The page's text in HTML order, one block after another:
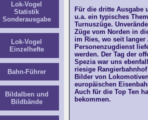
Für die dritte Ausgabe
u.a. ein typisches
Turnuszüge.
Züge vom Norden in
im Ries, wo seit
Personenzugdienst
werden. Der Tag der
Spezia war uns
riesige
Bilder von
europäischen
Auch für die Top Ten
bekommen.
Lok-Vogel
Statistik
Sonderausgabe
Lok-Vogel
Einzelhefte
Bahn-Führer
Bildalben und
Bildbände